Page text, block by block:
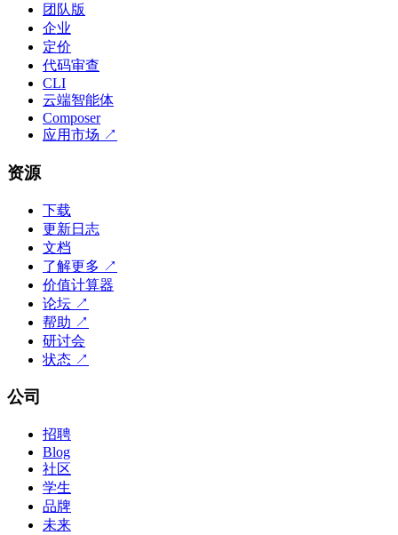
团队版
企业
定价
代码审查
CLI
云端智能体
Composer
应用市场 ↗
资源
下载
更新日志
文档
了解更多 ↗
价值计算器
论坛 ↗
帮助 ↗
研讨会
状态 ↗
公司
招聘
Blog
社区
学生
品牌
未来